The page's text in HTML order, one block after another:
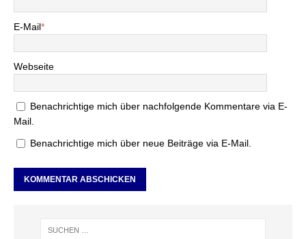
E-Mail*
Webseite
Benachrichtige mich über nachfolgende Kommentare via E-
Mail.
Benachrichtige mich über neue Beiträge via E-Mail.